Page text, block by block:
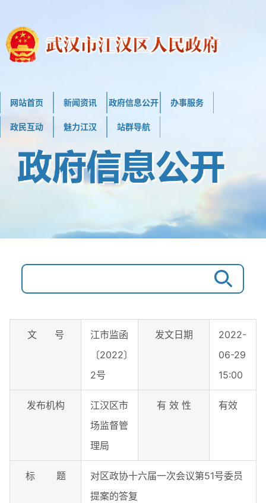
网站首页 新闻资讯 政府信息公开 办事服务
政民互动 魅力江汉 站群导航
文 号
江市监函
〔2022〕
2号
发文日期
2022-
06-29
15:00
发布机构
江汉区市
场监督管
理局
有 效 性 有效
标 题
对区政协十六届一次会议第51号委员
提案的答复